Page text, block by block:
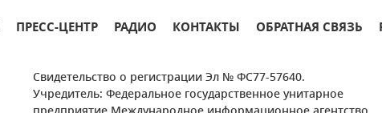
ПРЕСС-ЦЕНТР РАДИО КОНТАКТЫ ОБРАТНАЯ СВЯЗЬ
Свидетельство о регистрации Эл № ФС77-57640.
Учредитель: Федеральное государственное унитарное